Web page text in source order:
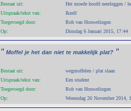
Bestaat uit:
Het moede hoofd neerleggen /
Uitspraak/tekst van:
Ikzelf
Toegevoegd door:
Rob van Houwelingen
Op:
Dinsdag 6 Januari 2015, 17:44
" Moffel je het dan niet te makkelijk plat? "
Bestaat uit:
wegmoffelen / plat slaan
Uitspraak/tekst van:
Een student
Toegevoegd door:
Rob van Houwelingen
Op:
Woensdag 26 November 2014,